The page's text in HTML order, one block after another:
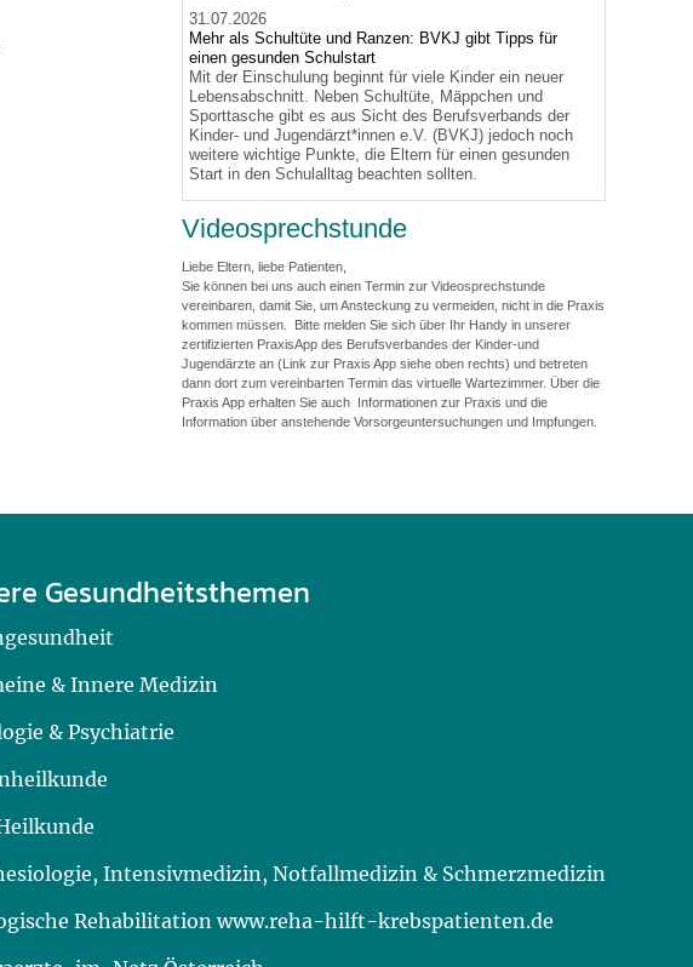
31.07.2026
Mehr als Schultüte und Ranzen: BVKJ gibt Tipps für
einen gesunden Schulstart
Mit der Einschulung beginnt für viele Kinder ein neuer
Lebensabschnitt. Neben Schultüte, Mäppchen und
Sporttasche gibt es aus Sicht des Berufsverbands der
Kinder- und Jugendärzt*innen e.V. (BVKJ) jedoch noch
weitere wichtige Punkte, die Eltern für einen gesunden
Start in den Schulalltag beachten sollten.
Videosprechstunde
Liebe Eltern, liebe Patienten,
Sie können bei uns auch einen Termin zur Videosprechstunde
vereinbaren, damit Sie, um Ansteckung zu vermeiden, nicht in die Praxis
kommen müssen. Bitte melden Sie sich über Ihr Handy in unserer
zertifizierten PraxisApp des Berufsverbandes der Kinder-und
Jugendärzte an (Link zur Praxis App siehe oben rechts) und betreten
dann dort zum vereinbarten Termin das virtuelle Wartezimmer. Über die
Praxis App erhalten Sie auch Informationen zur Praxis und die
Information über anstehende Vorsorgeuntersuchungen und Impfungen.
Gesundheitsthemen
& Innere Medizin
& Psychiatrie
Intensivmedizin, Notfallmedizin & Schmerzmedizin
Rehabilitation www.reha-hilft-krebspatienten.de